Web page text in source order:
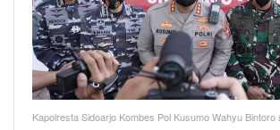
Kapolresta Sidoarjo Kombes Pol Kusumo Wahyu